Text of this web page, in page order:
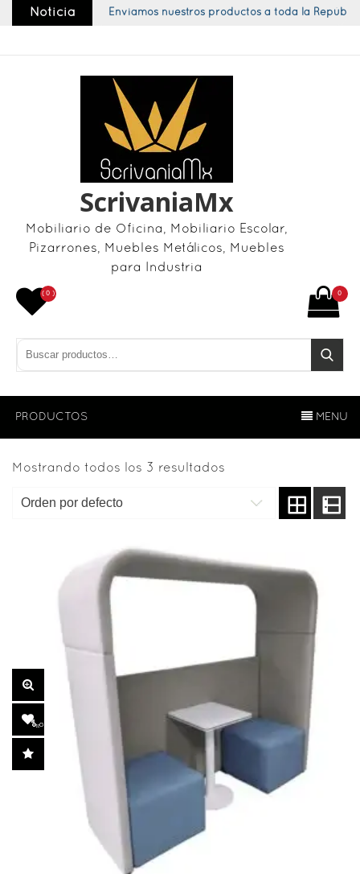
Noticia Enviamos nuestros productos a toda la
ScrivaniaMx
Mobiliario de Oficina, Mobiliario Escolar,
Pizarrones, Muebles Metálicos, Muebles
para Industria
Buscar por:
Buscar
0
( 0 )
PRODUCTOS MENU
Mostrando todos los 3 resultados